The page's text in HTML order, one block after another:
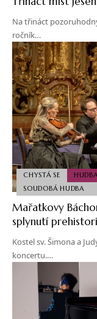
Na třináct
ročník…
CHYSTÁ SE
SOUDOBÁ HUDBA
Mařatkovy
splynutí
Kostel sv. Šimona a
koncertu.…